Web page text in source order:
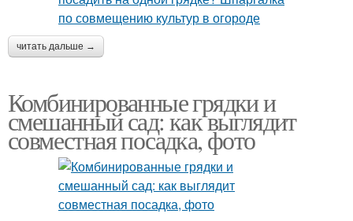
читать дальше →
Комбинированные грядки и
смешанный сад: как выглядит
совместная посадка, фото